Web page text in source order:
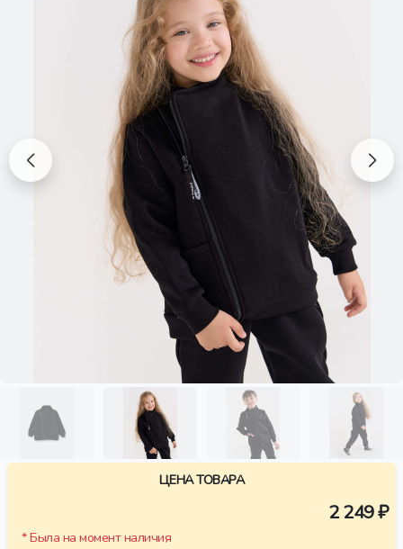
ЦЕНА ТОВАРА
2 249 ₽
* Была на момент наличия